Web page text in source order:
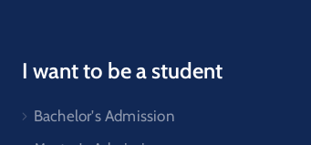
I want to be a student
Bachelor's Admission